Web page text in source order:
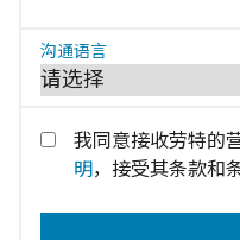
沟通语言
我同意接收劳特的
明 ，接受其条款和